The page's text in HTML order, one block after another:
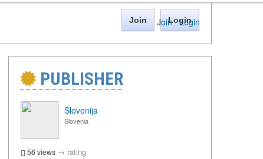
Join · Login
Join Login
PUBLISHER
Slovenija
Slovenia
56 views → rating